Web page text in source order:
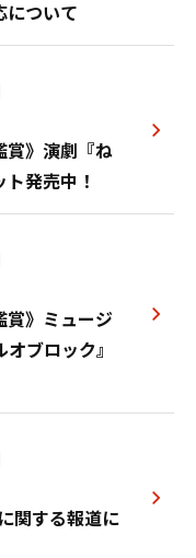
について
賞》演劇『ね
発売中！
賞》ミュージ
ブロック』
関する報道に